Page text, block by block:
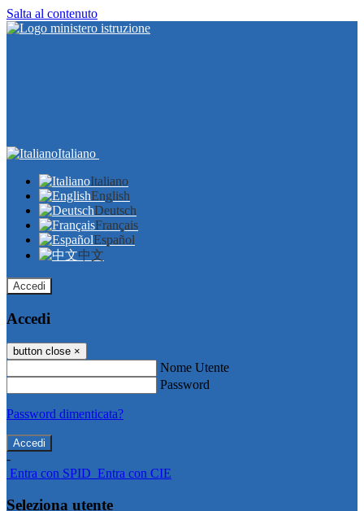
Salta al contenuto
Italiano
Italiano
English
Deutsch
Français
Español
中文
Accedi
Accedi
button close ×
Nome Utente
Password
Password dimenticata?
-
Entra con SPID Entra con CIE
Seleziona utente